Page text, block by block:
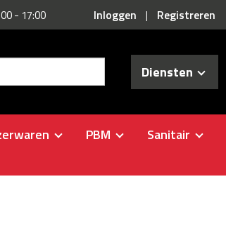
- 17:00 Inloggen | Registreren
Diensten
PBM Sanitair